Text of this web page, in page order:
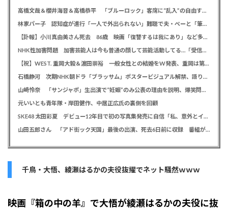
高橋文哉＆櫻井海音＆高橋恭平 「ブルーロック」客席に“乱入”の自由すぎる舞台あいさつに劇場騒然
林家パー子 認知症が進行「一人で外出られない」難聴で夫・ペーと「筆談」…自宅全焼から約1年
【訃報】小川真由美さん死去 86歳 映画「復讐するは我にあり」など多数出演
NHK性加害問題 加害芸能人は今も普通の顔して芸能活動してる…「受信料を取るくらいなら詳細を伝えよ」視聴者からは批判の声
【祝】WEST. 重岡大毅＆濵田崇裕 一般女性との結婚をW発表、重岡は第1子誕生も報告
石橋静河 次期NHK朝ドラ「ブラッサム」ポスタービジュアル解禁、語りは三條雅幸アナウンサー
山崎怜奈 「サンジャポ」生出演で“妊娠”のみ公表の理由を説明、爆笑問題には「お祝い待ってます」
元いいとも青年隊・岸田健作、中居正広氏の裏側を回顧
SKE48 太田彩夏 デビュー12年目で初の写真集発売に自信「私、意外とイイ！」、勝負カットはベッド上のヌーディーな姿
山田五郎さん 「アド街ック天国」最後の出演、死去6日前に収録 番組が感謝「天国の五郎さんへ」
千鳥・大悟、綾瀬はるかの夫役抜擢でネット騒然ｗｗｗ
映画『箱の中の羊』で大悟が綾瀬はるかの夫役に抜